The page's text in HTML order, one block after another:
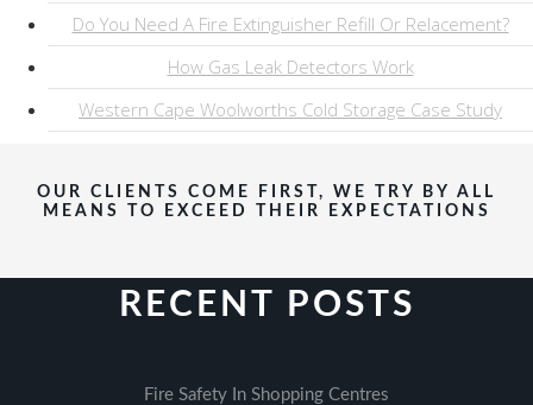
Do You Need A Fire Extinguisher Refill Or Relacement?
How Gas Leak Detectors Work
Western Cape Woolworths Cold Storage Case Study
OUR CLIENTS COME FIRST, WE TRY BY ALL
MEANS TO EXCEED THEIR EXPECTATIONS
RECENT POSTS
Fire Safety In Shopping Centres